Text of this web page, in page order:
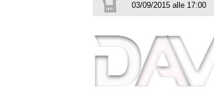
03/09/2015 alle 17:00